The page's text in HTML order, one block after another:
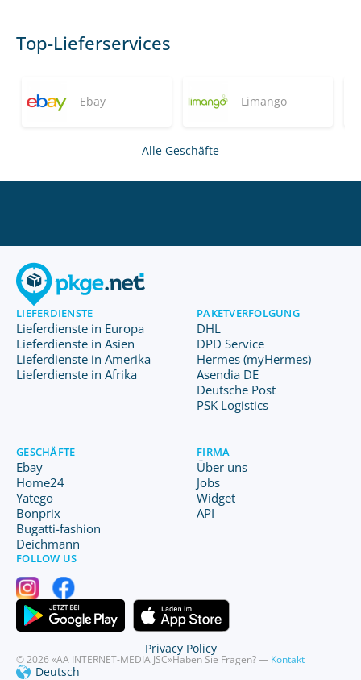
Top-Lieferservices
Ebay Limango
Alle Geschäfte
LIEFERDIENSTE
Lieferdienste in Europa
Lieferdienste in Asien
Lieferdienste in Amerika
Lieferdienste in Afrika
PAKETVERFOLGUNG
DHL
DPD Service
Hermes (myHermes)
Asendia DE
Deutsche Post
PSK Logistics
GESCHÄFTE
Ebay
Home24
Yatego
Bonprix
Bugatti-fashion
Deichmann
FIRMA
Über uns
Jobs
Widget
API
FOLLOW US
© 2026 «AA INTERNET-MEDIA JSC»Haben Sie Fragen? — Kontakt
Deutsch
Privacy Policy